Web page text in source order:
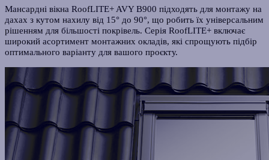
Мансардні вікна RoofLITE+ AVY B900 підходять для монтажу на
дахах з кутом нахилу від 15° до 90°, що робить їх універсальним
рішенням для більшості покрівель. Серія RoofLITE+ включає
широкий асортимент монтажних окладів, які спрощують підбір
оптимального варіанту для вашого проєкту.